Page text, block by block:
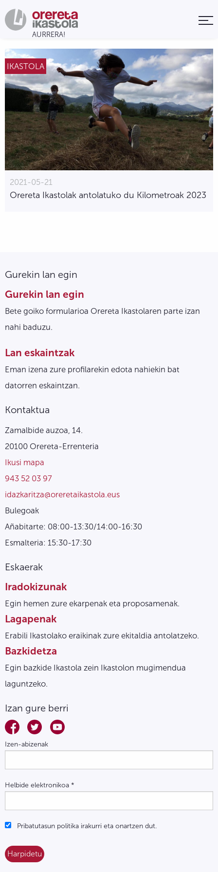
IKASTOLA
2021-05-21
Orereta Ikastolak antolatuko du Kilometroak 2023
Gurekin lan egin
Gurekin lan egin
Bete goiko formularioa Orereta Ikastolaren parte izan
nahi baduzu.
Lan eskaintzak
Eman izena zure profilarekin edota nahiekin bat
datorren eskaintzan.
Kontaktua
Zamalbide auzoa, 14.
20100 Orereta-Errenteria
Ikusi mapa
943 52 03 97
idazkaritza@oreretaikastola.eus
Bulegoak
Añabitarte: 08:00-13:30/14:00-16:30
Esmalteria: 15:30-17:30
Eskaerak
Iradokizunak
Egin hemen zure ekarpenak eta proposamenak.
Lagapenak
Erabili Ikastolako eraikinak zure ekitaldia antolatzeko.
Bazkidetza
Egin bazkide Ikastola zein Ikastolon mugimendua
laguntzeko.
Izan gure berri
Izen-abizenak
Helbide elektronikoa *
Pribatutasun politika irakurri eta onartzen dut.